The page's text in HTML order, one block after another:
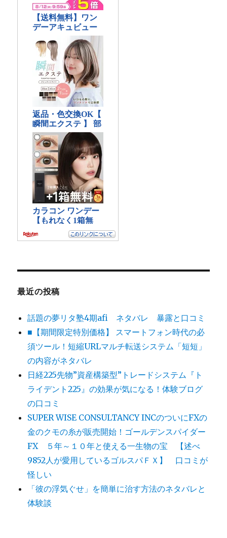
最近の投稿
話題の夢リタ塾4期afi ネタバレ 暴露と口コミ
■【期間限定特別価格】 スマートフォン時代の必
須ツール！短縮URLマルチ転送システム「短短」
の内容がネタバレ
日経225先物”資産構築型”トレードシステム『ト
ライデント225』の効果が気になる！体験ブログ
の口コミ
SUPER WISE CONSULTANCY INCのついにFXの
金のクモの糸が販売開始！ゴールデンスパイダー
FX ５年～１０年と使える一生物の宝 【述べ
9852人が愛用しているゴルスパＦＸ】 口コミが
怪しい
「彼の浮気ぐせ」を簡単に治す方法のネタバレと
体験談